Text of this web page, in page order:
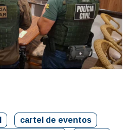
cartel de eventos